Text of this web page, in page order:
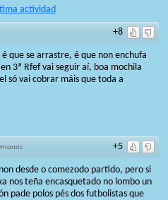
actividad
+8
que se arrastre, é que non enchufa
3ª Rfef vai seguir aí, boa mochila
só vai cobrar máis que toda a
+5
desde o comezodo partido, pero si
nos teña encasquetado no lombo un
pade polos pés dos futbolistas que